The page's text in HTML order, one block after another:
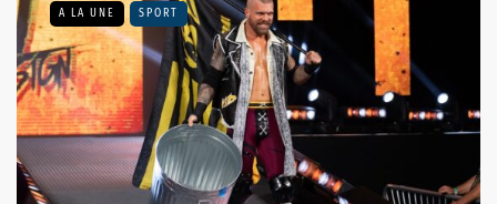
A LA UNE SPORT